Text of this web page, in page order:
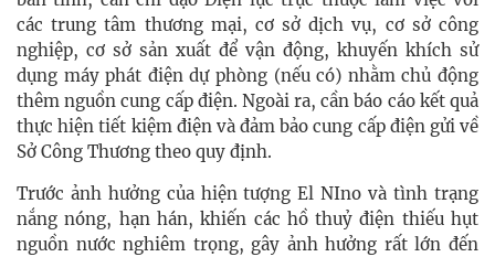
các trung tâm thương mại, cơ sở dịch vụ, cơ sở công
nghiệp, cơ sở sản xuất để vận động, khuyến khích sử
dụng máy phát điện dự phòng (nếu có) nhằm chủ động
thêm nguồn cung cấp điện. Ngoài ra, cần báo cáo kết quả
thực hiện tiết kiệm điện và đảm bảo cung cấp điện gửi về
Sở Công Thương theo quy định.
Trước ảnh hưởng của hiện tượng El NIno và tình trạng
nắng nóng, hạn hán, khiến các hồ thuỷ điện thiếu hụt
nguồn nước nghiêm trọng, gây ảnh hưởng rất lớn đến